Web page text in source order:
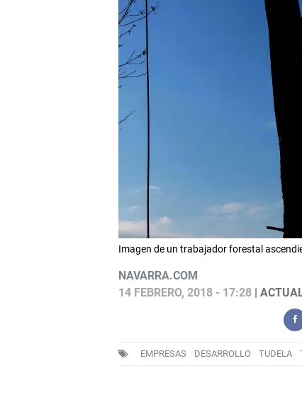
Imagen de un trabajador forestal
NAVARRA.COM
14 FEBRERO, 2018 - 17:28|
EMPRESAS DESARROLLO TUDELA